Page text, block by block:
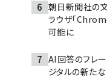
朝日新聞社の
ラウザ「
可能に
AI回答のフレー
ジタルの新たな